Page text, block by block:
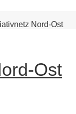
Nord-Ost
Ost